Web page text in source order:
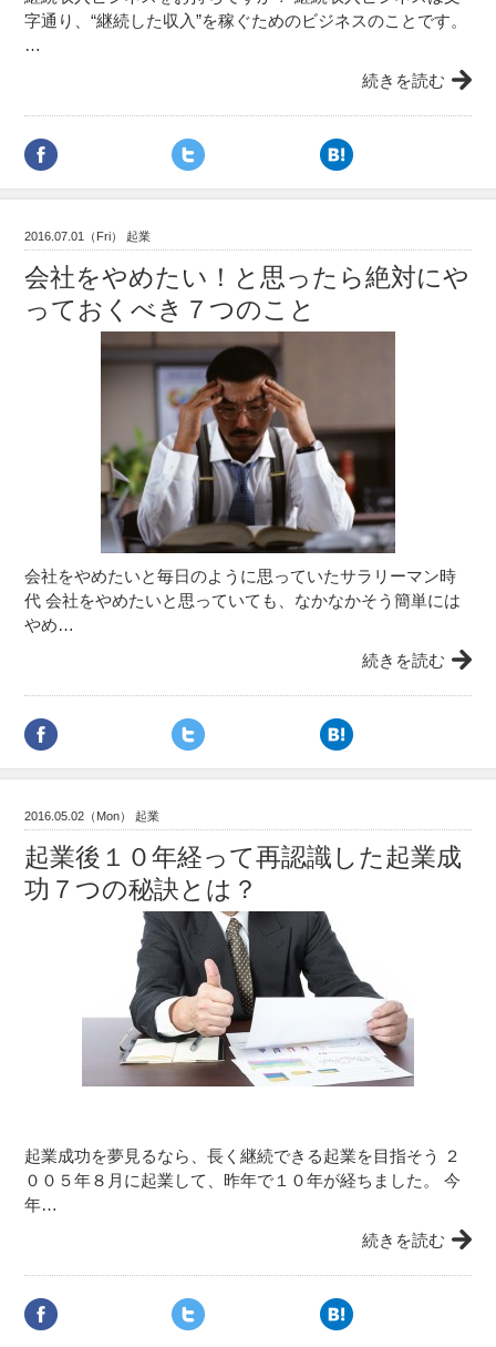
字通り、“継続した収入”を稼ぐためのビジネスのことです。
…
続きを読む
2016.07.01（Fri） 起業
会社をやめたい！と思ったら絶対にや
っておくべき７つのこと
会社をやめたいと毎日のように思っていたサラリーマン時
代 会社をやめたいと思っていても、なかなかそう簡単には
やめ…
続きを読む
2016.05.02（Mon） 起業
起業後１０年経って再認識した起業成
功７つの秘訣とは？
起業成功を夢見るなら、長く継続できる起業を目指そう ２
００５年８月に起業して、昨年で１０年が経ちました。 今
年…
続きを読む